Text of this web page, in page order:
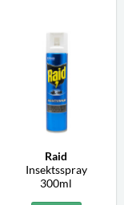
Raid
Insektsspray
300ml